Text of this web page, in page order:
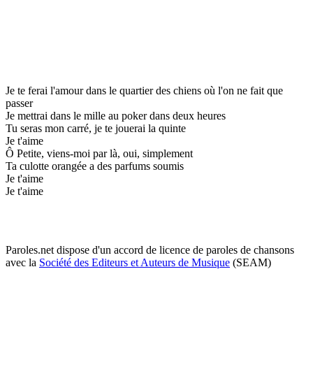
Je te ferai l'amour dans le quartier des chiens où l'on ne fait que
passer
Je mettrai dans le mille au poker dans deux heures
Tu seras mon carré, je te jouerai la quinte
Je t'aime
Ô Petite, viens-moi par là, oui, simplement
Ta culotte orangée a des parfums soumis
Je t'aime
Je t'aime
Paroles.net dispose d'un accord de licence de paroles de chansons
avec la Société des Editeurs et Auteurs de Musique (SEAM)